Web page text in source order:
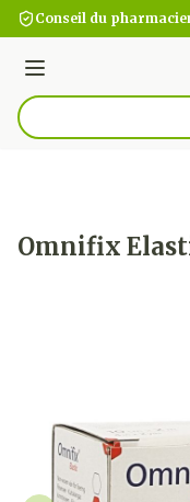
Aller au contenu
Conseil du
Menu
Rechercher
Omnifix